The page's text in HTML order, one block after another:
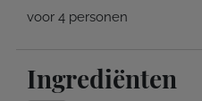
voor 4 personen
Ingrediënten